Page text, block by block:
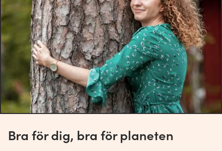
Bra för dig, bra för planeten